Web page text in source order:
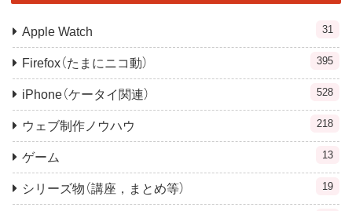
Apple Watch 31
Firefox（たまにニコ動） 395
iPhone（ケータイ関連） 528
ウェブ制作ノウハウ 218
ゲーム 13
シリーズ物（講座，まとめ等） 19